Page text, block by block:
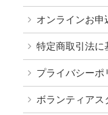
オンラインお申
特定商取引法に
プライバシーポ
ボランティアス